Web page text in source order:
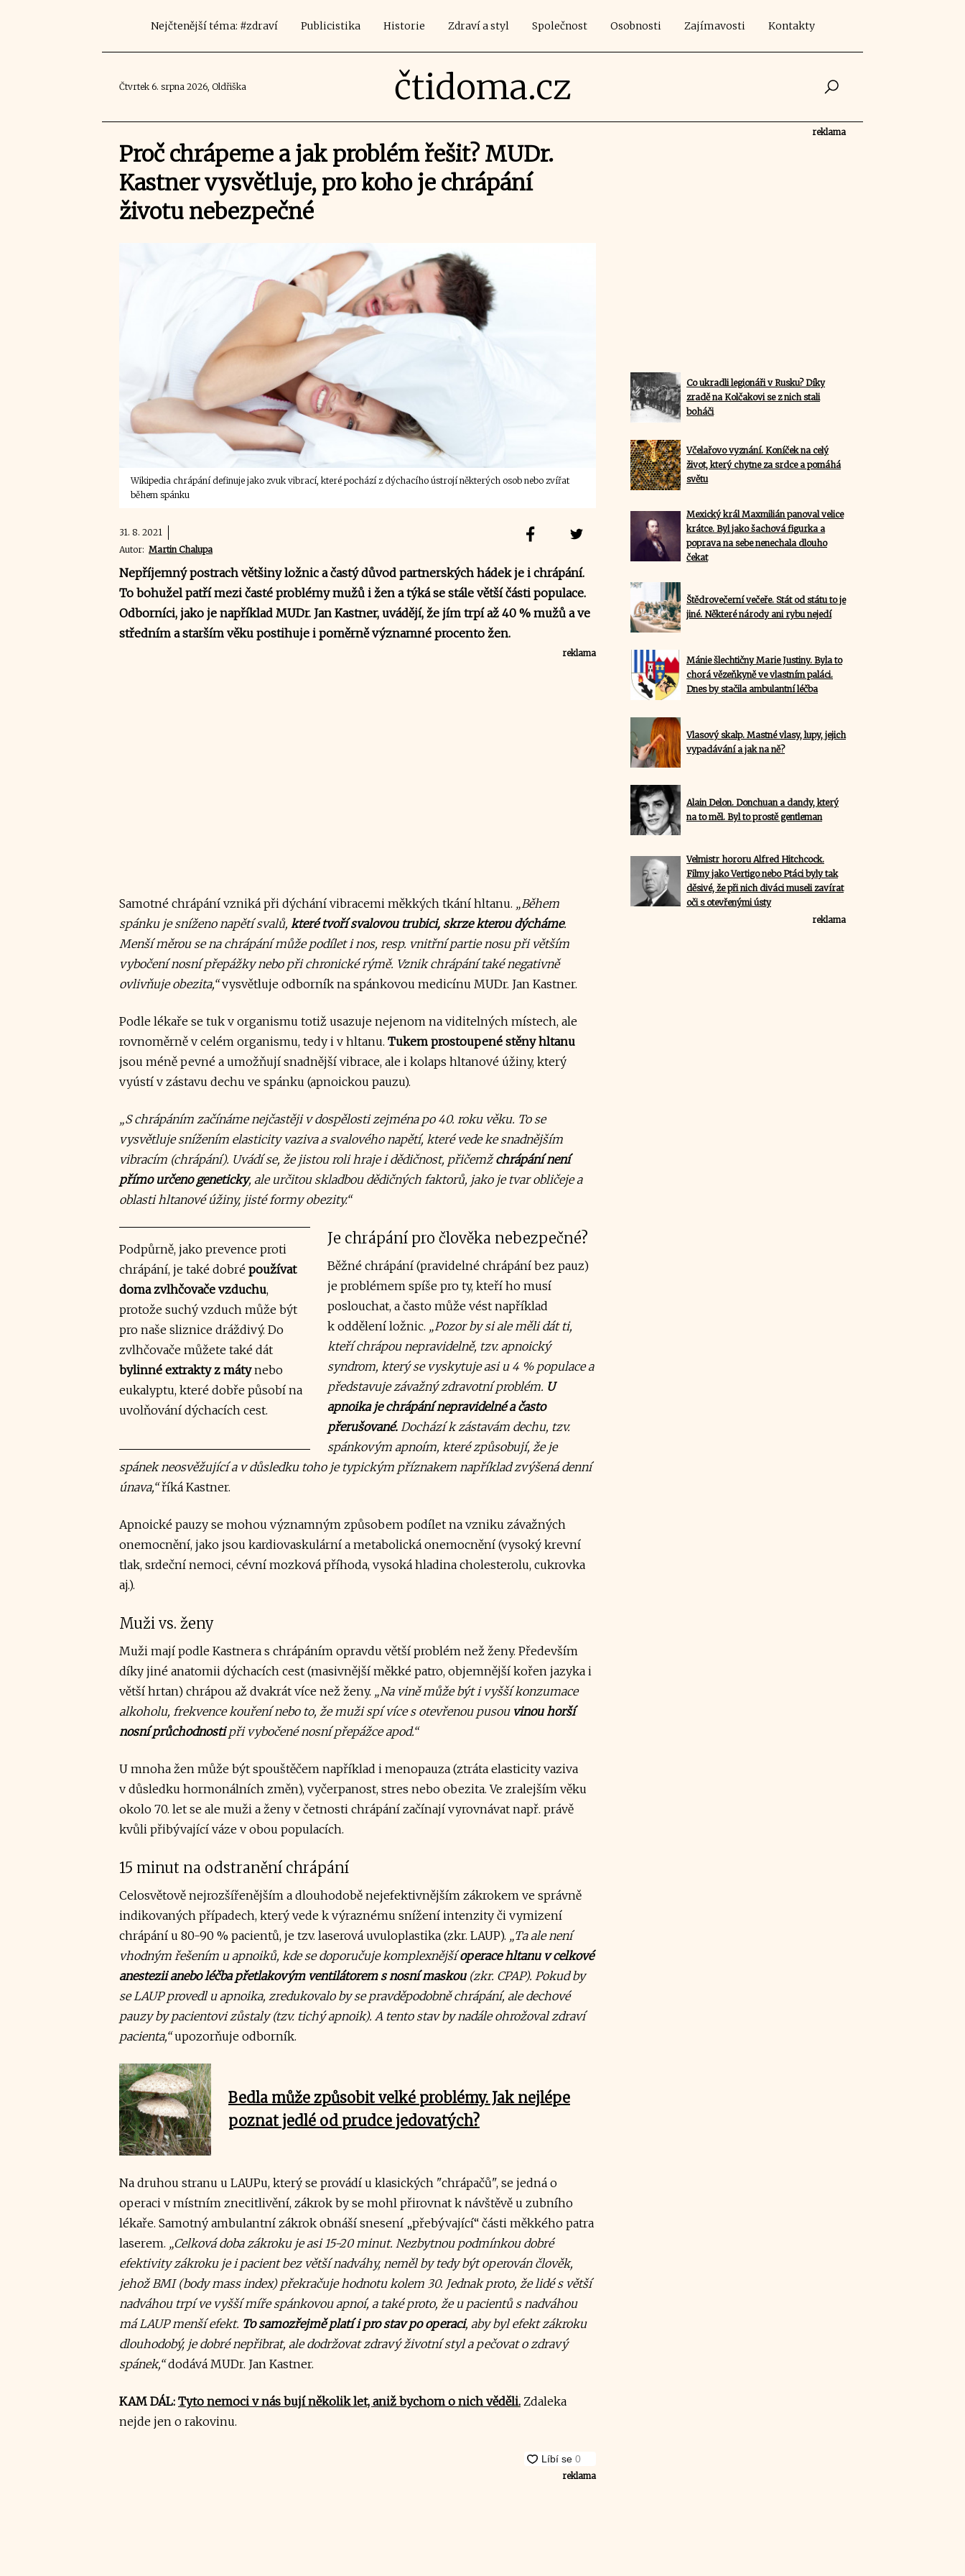
Nejčtenější téma: #zdraví Publicistika Historie Zdraví a styl Společnost Osobnosti Zajímavosti Kontakty
Čtvrtek 6. srpna 2026, Oldřiška čtidoma.cz
Proč chrápeme a jak problém řešit? MUDr.
Kastner vysvětluje, pro koho je chrápání
životu nebezpečné
Wikipedia chrápání definuje jako zvuk vibrací, které pochází z dýchacího ústrojí některých osob nebo zvířat
během spánku
31. 8. 2021
Autor: Martin Chalupa
Nepříjemný postrach většiny ložnic a častý důvod partnerských hádek je i chrápání.
To bohužel patří mezi časté problémy mužů i žen a týká se stále větší části populace.
Odborníci, jako je například MUDr. Jan Kastner, uvádějí, že jím trpí až 40 % mužů a ve
středním a starším věku postihuje i poměrně významné procento žen.
reklama
Samotné chrápání vzniká při dýchání vibracemi měkkých tkání hltanu. „Během
spánku je sníženo napětí svalů, které tvoří svalovou trubici, skrze kterou dýcháme.
Menší měrou se na chrápání může podílet i nos, resp. vnitřní partie nosu při větším
vybočení nosní přepážky nebo při chronické rýmě. Vznik chrápání také negativně
ovlivňuje obezita,“vysvětluje odborník na spánkovou medicínu MUDr. Jan Kastner.
Podle lékaře se tuk v organismu totiž usazuje nejenom na viditelných místech, ale
rovnoměrně v celém organismu, tedy i v hltanu. Tukem prostoupené stěny hltanu
jsou méně pevné a umožňují snadnější vibrace, ale i kolaps hltanové úžiny, který
vyústí v zástavu dechu ve spánku (apnoickou pauzu).
„S chrápáním začínáme nejčastěji v dospělosti zejména po 40. roku věku. To se
vysvětluje snížením elasticity vaziva a svalového napětí, které vede ke snadnějším
vibracím (chrápání). Uvádí se, že jistou roli hraje i dědičnost, přičemž chrápání není
přímo určeno geneticky, ale určitou skladbou dědičných faktorů, jako je tvar obličeje a
oblasti hltanové úžiny, jisté formy obezity.“
Podpůrně, jako prevence proti
chrápání, je také dobré používat
doma zvlhčovače vzduchu,
protože suchý vzduch může být
pro naše sliznice dráždivý. Do
zvlhčovače můžete také dát
bylinné extrakty z mátynebo
eukalyptu, které dobře působí na
uvolňování dýchacích cest.
Je chrápání pro člověka nebezpečné?
Běžné chrápání (pravidelné chrápání bez pauz)
je problémem spíše pro ty, kteří ho musí
poslouchat, a často může vést například
k oddělení ložnic. „Pozor by si ale měli dát ti,
kteří chrápou nepravidelně, tzv. apnoický
syndrom, který se vyskytuje asi u 4 % populace a
představuje závažný zdravotní problém. U
apnoika je chrápání nepravidelné a často
přerušované. Dochází k zástavám dechu, tzv.
spánkovým apnoím, které způsobují, že je
spánek neosvěžující a v důsledku toho je typickým příznakem například zvýšená denní
únava,“říká Kastner.
Apnoické pauzy se mohou významným způsobem podílet na vzniku závažných
onemocnění, jako jsou kardiovaskulární a metabolická onemocnění (vysoký krevní
tlak, srdeční nemoci, cévní mozková příhoda, vysoká hladina cholesterolu, cukrovka
aj.).
Muži vs. ženy
Muži mají podle Kastnera s chrápáním opravdu větší problém než ženy. Především
díky jiné anatomii dýchacích cest (masivnější měkké patro, objemnější kořen jazyka i
větší hrtan) chrápou až dvakrát více než ženy. „Na vině může být i vyšší konzumace
alkoholu, frekvence kouření nebo to, že muži spí více s otevřenou pusou vinou horší
nosní průchodnostipři vybočené nosní přepážce apod.“
U mnoha žen může být spouštěčem například i menopauza (ztráta elasticity vaziva
v důsledku hormonálních změn), vyčerpanost, stres nebo obezita. Ve zralejším věku
okolo 70. let se ale muži a ženy v četnosti chrápání začínají vyrovnávat např. právě
kvůli přibývající váze v obou populacích.
15 minut na odstranění chrápání
Celosvětově nejrozšířenějším a dlouhodobě nejefektivnějším zákrokem ve správně
indikovaných případech, který vede k výraznému snížení intenzity či vymizení
chrápání u 80-90 % pacientů, je tzv. laserová uvuloplastika (zkr. LAUP). „Ta ale není
vhodným řešením u apnoiků, kde se doporučuje komplexnějšíoperace hltanu v celkové
anestezii anebo léčba přetlakovým ventilátorem s nosní maskou (zkr. CPAP). Pokud by
se LAUP provedl u apnoika, zredukovalo by se pravděpodobně chrápání, ale dechové
pauzy by pacientovi zůstaly (tzv. tichý apnoik). A tento stav by nadále ohrožoval zdraví
pacienta,“upozorňuje odborník.
Bedla může způsobit velké problémy. Jak nejlépe
poznat jedlé od prudce jedovatých?
Na druhou stranu u LAUPu, který se provádí u klasických "chrápačů", se jedná o
operaci v místním znecitlivění, zákrok by se mohl přirovnat k návštěvě u zubního
lékaře. Samotný ambulantní zákrok obnáší snesení „přebývající“ části měkkého patra
laserem. „Celková doba zákroku je asi 15-20 minut. Nezbytnou podmínkou dobré
efektivity zákroku je i pacient bez větší nadváhy, neměl by tedy být operován člověk,
jehož BMI (body mass index) překračuje hodnotu kolem 30. Jednak proto, že lidé s větší
nadváhou trpí ve vyšší míře spánkovou apnoí, a také proto, že u pacientů s nadváhou
má LAUP menší efekt. To samozřejmě platí i pro stav po operaci, aby byl efekt zákroku
dlouhodobý, je dobré nepřibrat, ale dodržovat zdravý životní styl a pečovat o zdravý
spánek,“dodává MUDr. Jan Kastner.
KAM DÁL: Tyto nemoci v nás bují několik let, aniž bychom o nich věděli. Zdaleka
nejde jen o rakovinu.
reklama
reklama
Co ukradli legionáři v Rusku? Díky
zradě na Kolčakovi se z nich stali
boháči
Včelařovo vyznání. Koníček na celý
život, který chytne za srdce a pomáhá
světu
Mexický král Maxmilián panoval velice
krátce. Byl jako šachová figurka a
poprava na sebe nenechala dlouho
čekat
Štědrovečerní večeře. Stát od státu to je
jiné. Některé národy ani rybu nejedí
Mánie šlechtičny Marie Justiny. Byla to
chorá vězeňkyně ve vlastním paláci.
Dnes by stačila ambulantní léčba
Vlasový skalp. Mastné vlasy, lupy, jejich
vypadávání a jak na ně?
Alain Delon. Donchuan a dandy, který
na to měl. Byl to prostě gentleman
Velmistr hororu Alfred Hitchcock.
Filmy jako Vertigo nebo Ptáci byly tak
děsivé, že při nich diváci museli zavírat
oči s otevřenými ústy
reklama